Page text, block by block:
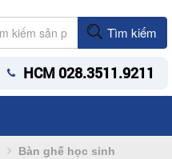
Tìm kiếm
HCM 028.3511.9211
Bàn ghế học sinh